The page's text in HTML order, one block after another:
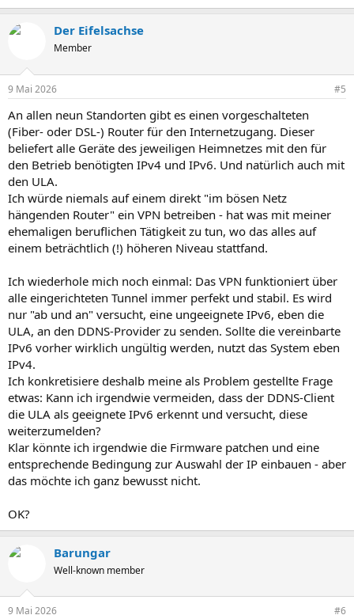
Der Eifelsachse
Member
9 Mai 2026 #5
An allen neun Standorten gibt es einen vorgeschalteten
(Fiber- oder DSL-) Router für den Internetzugang. Dieser
beliefert alle Geräte des jeweiligen Heimnetzes mit den für
den Betrieb benötigten IPv4 und IPv6. Und natürlich auch mit
den ULA.
Ich würde niemals auf einem direkt "im bösen Netz
hängenden Router" ein VPN betreiben - hat was mit meiner
ehemaligen beruflichen Tätigkeit zu tun, wo das alles auf
einem beträchtlich (!) höheren Niveau stattfand.
Ich wiederhole mich noch einmal: Das VPN funktioniert über
alle eingerichteten Tunnel immer perfekt und stabil. Es wird
nur "ab und an" versucht, eine ungeeignete IPv6, eben die
ULA, an den DDNS-Provider zu senden. Sollte die vereinbarte
IPv6 vorher wirklich ungültig werden, nutzt das System eben
IPv4.
Ich konkretisiere deshalb meine als Problem gestellte Frage
etwas: Kann ich irgendwie vermeiden, dass der DDNS-Client
die ULA als geeignete IPv6 erkennt und versucht, diese
weiterzumelden?
Klar könnte ich irgendwie die Firmware patchen und eine
entsprechende Bedingung zur Auswahl der IP einbauen - aber
das möchte ich ganz bewusst nicht.
OK?
Barungar
Well-known member
9 Mai 2026 #6